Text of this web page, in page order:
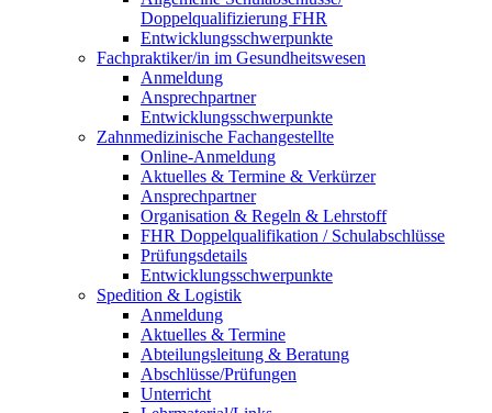
Doppelqualifizierung FHR
Entwicklungsschwerpunkte
Fachpraktiker/in im Gesundheitswesen
Anmeldung
Ansprechpartner
Entwicklungsschwerpunkte
Zahnmedizinische Fachangestellte
Online-Anmeldung
Aktuelles & Termine & Verkürzer
Ansprechpartner
Organisation & Regeln & Lehrstoff
FHR Doppelqualifikation / Schulabschlüsse
Prüfungsdetails
Entwicklungsschwerpunkte
Spedition & Logistik
Anmeldung
Aktuelles & Termine
Abteilungsleitung & Beratung
Abschlüsse/Prüfungen
Unterricht